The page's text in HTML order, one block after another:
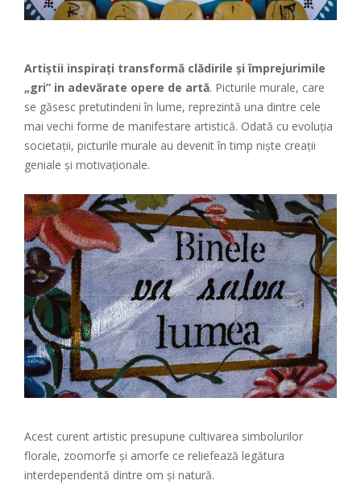
Artiştii inspirați transformă clădirile și împrejurimile
„gri” in adevărate opere de artă. Picturile murale, care
se găsesc pretutindeni în lume, reprezintă una dintre cele
mai vechi forme de manifestare artistică. Odată cu evoluția
societații, picturile murale au devenit în timp niște creații
geniale și motivaționale.
Acest curent artistic presupune cultivarea simbolurilor
florale, zoomorfe și amorfe ce reliefează legătura
interdependentă dintre om și natură.